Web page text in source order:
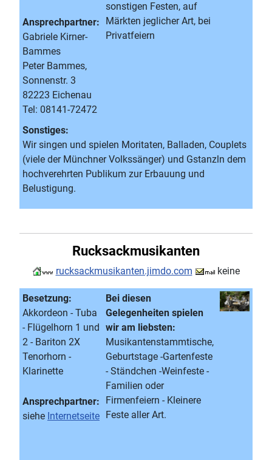
sonstigen Festen, auf
Märkten jeglicher Art, bei
Privatfeiern
Ansprechpartner:
Gabriele Kirner-
Bammes
Peter Bammes,
Sonnenstr. 3
82223 Eichenau
Tel: 08141-72472
Sonstiges:
Wir singen und spielen Moritaten, Balladen, Couplets
(viele der Münchner Volkssänger) und Gstanzln dem
hochverehrten Publikum zur Erbauung und
Belustigung.
Rucksackmusikanten
rucksackmusikanten.jimdo.com keine
Besetzung:
Akkordeon - Tuba
- Flügelhorn 1 und
2 - Bariton 2X
Tenorhorn -
Klarinette
Bei diesen
Gelegenheiten spielen
wir am liebsten:
Musikantenstammtische,
Geburtstage -Gartenfeste
- Ständchen -Weinfeste -
Familien oder
Firmenfeiern - Kleinere
Feste aller Art.
Ansprechpartner:
siehe Internetseite